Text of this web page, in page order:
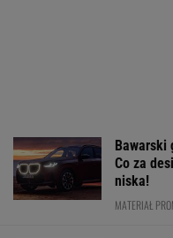
Bawarski
Co za
niska!
MATERIAŁ